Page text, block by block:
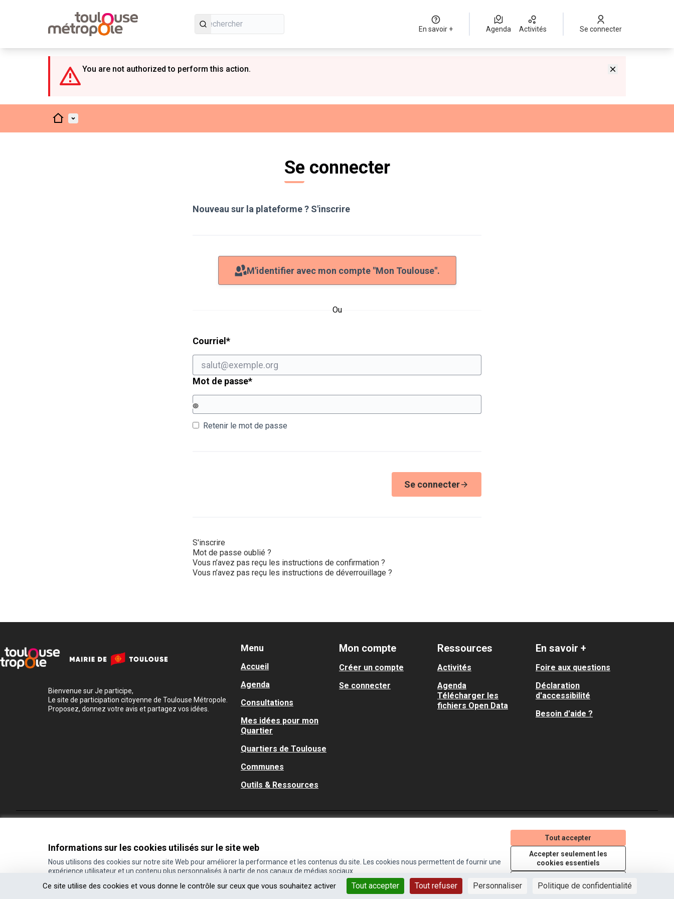
Ce site utilise des cookies et vous donne le contrôle sur ceux que vous souhaitez activer Tout accepter Tout refuser Personnaliser Politique de confidentialité
Informations sur les cookies utilisés sur le site web
Nous utilisons des cookies sur notre site Web pour améliorer la performance et les contenus du site. Les cookies nous permettent de fournir une
expérience utilisateur et un contenu plus personnalisés à partir de nos canaux de médias sociaux.
Tout accepter
Accepter seulement les
cookies essentiels
En savoir + Agenda Activités Se connecter
You are not authorized to perform this action.
AccueilMenu principal
Se connecter
Nouveau sur la plateforme ? S'inscrire
M'identifier avec mon compte "Mon Toulouse".
Ou
Courriel *Champ obligatoire
Mot de passe*Champ obligatoire
Retenir le mot de passe
Se connecter
S'inscrire
Mot de passe oublié ?
Vous n’avez pas reçu les instructions de confirmation ?
Vous n’avez pas reçu les instructions de déverrouillage ?
Bienvenue sur Je participe,
Le site de participation citoyenne de Toulouse Métropole.
Proposez, donnez votre avis et partagez vos idées.
Menu
Accueil
Agenda
Consultations
Mes idées pour mon
Quartier
Quartiers de Toulouse
Communes
Outils & Ressources
Mon compte
Créer un compte
Se connecter
Ressources
Activités
Agenda
Télécharger les
fichiers Open Data
En savoir +
Foire aux questions
Déclaration
d'accessibilité
Besoin d'aide ?
(Lien externe)
(Lien externe)
(Lien externe)
(Lien externe)
Site réalisé grâce aulogiciel libre Decidim
(Lien externe)
.
Licence Creative
(Lien externe)